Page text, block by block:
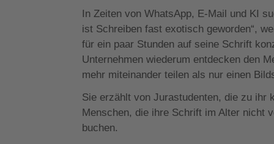
In Zeiten von WhatsApp, E-Mail und KI
ist Schreiben fast exotisch geworden“,
für ein paar Stunden auf seine Schrift
Unternehmen wiederum entdecken den
mehr miteinander teilen als nur einen
Sie erzählt von Jurastudenten, die zu ihr
Menschen, die ihre Schrift im Alter nicht
buchen.